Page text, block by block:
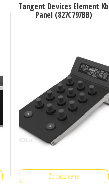
Tangent Devices Element Kb
Panel (827C797BB)
Zobacz cenę